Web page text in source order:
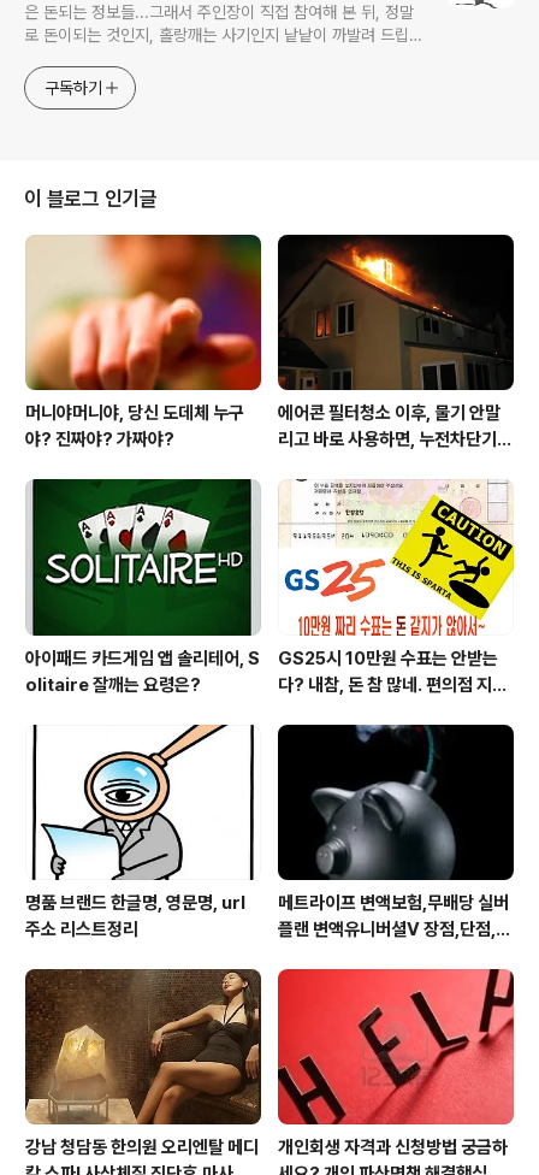
은 돈되는 정보들...그래서 주인장이 직접 참여해 본 뒤, 정말
로 돈이되는 것인지, 홀랑깨는 사기인지 낱낱이 까발려 드립니
야~구독하기
이 블로그 인기글
머니야머니야, 당신 도데체 누구
야? 진짜야? 가짜야?
에어콘 필터청소 이후, 물기 안말
리고 바로 사용하면, 누전차단기
심!)
아이패드 카드게임 앱 솔리테어, S
olitaire 잘깨는 요령은?
GS25시 10만원 수표는 안받는
다? 내참, 돈 참 많네. 편의점 지에
지구만~
명품 브랜드 한글명, 영문명, url
주소 리스트정리
메트라이프 변액보험,무배당 실버
플랜 변액유니버셜V 장점,단점,가
강남 청담동 한의원 오리엔탈 메디
개인회생 자격과 신청방법 궁금하